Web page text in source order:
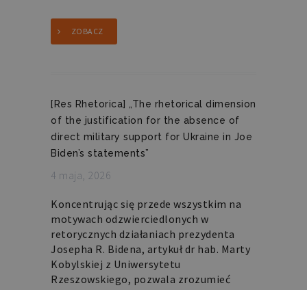
ZOBACZ
[Res Rhetorica] „The rhetorical dimension
of the justification for the absence of
direct military support for Ukraine in Joe
Biden’s statements”
4 maja, 2026
Koncentrując się przede wszystkim na
motywach odzwierciedlonych w
retorycznych działaniach prezydenta
Josepha R. Bidena, artykuł dr hab. Marty
Kobylskiej z Uniwersytetu
Rzeszowskiego, pozwala zrozumieć
Nazwa Domena Okres Opis
pll_language
językowych.